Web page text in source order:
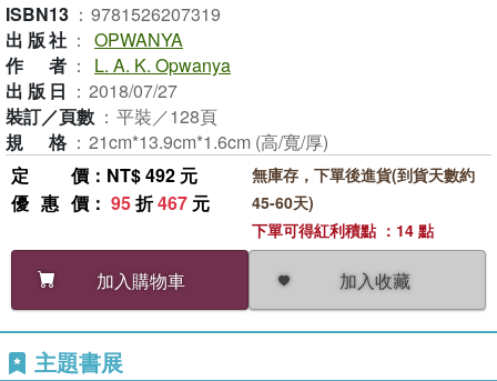
ISBN13 ： 9781526207319
出版社 ： OPWANYA
作者 ：
L. A. K. Opwanya
出版日 ： 2018/07/27
裝訂／頁數 ： 平裝／128頁
規格 ： 21cm*13.9cm*1.6cm (高/寬/厚)
定價 ：NT$ 492 元
優惠價 ： 95折467 元
加入購物車 加入收藏
無庫存，下單後進貨(到貨天數約
45-60天)
下單可得紅利積點 ：14 點
主題書展